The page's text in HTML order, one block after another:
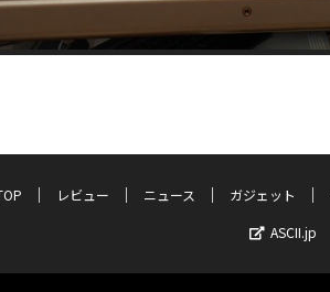
レビュー ニュース ガジェット
ASCII.jp